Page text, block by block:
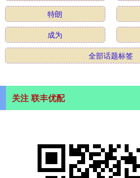
特朗
成为
全部话题标签
关注 联丰优配